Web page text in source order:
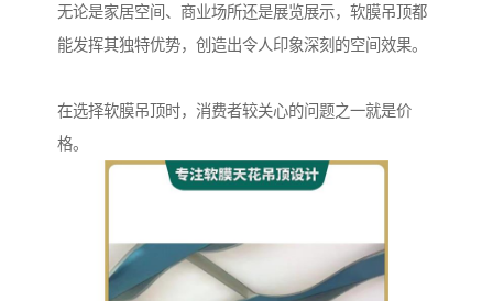
无论是家居空间、商业场所还是展览展示，软膜吊顶都
能发挥其独特优势，创造出令人印象深刻的空间效果。
在选择软膜吊顶时，消费者较关心的问题之一就是价
格。